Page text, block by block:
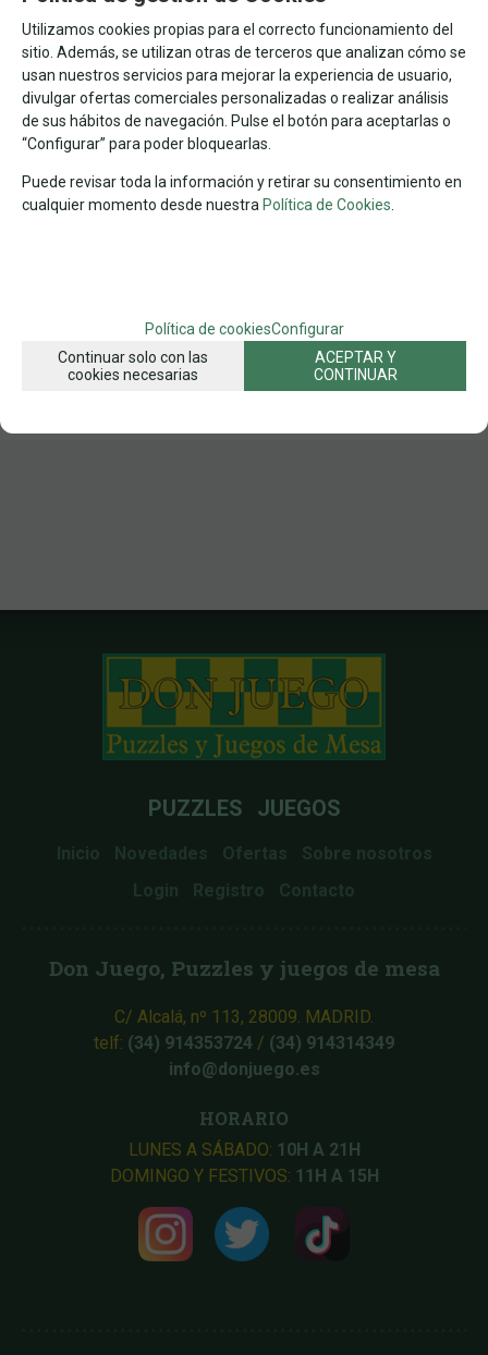
-
unidades
+
AÑADIR A CESTA
CAJAS DE MUSICA CAJAS DE MUSICA
FAMILIAS RELACIONADAS
ARTÍCULOS COMUNIONES
CAJAS DE MUSICA
SOLICITAR MÁS INFO
PUZZLES JUEGOS
Inicio Novedades Ofertas
Sobre nosotros
Login
Registro Contacto
Don Juego, Puzzles y juegos de mesa
C/ Alcalá, nº 113, 28009. MADRID.
telf: (34) 914353724 / (34) 914314349
info@donjuego.es
HORARIO
LUNES A SÁBADO: 10H A 21H
DOMINGO Y FESTIVOS: 11H A 15H
Utilizamos cookies propias para el correcto funcionamiento del
sitio. Además, se utilizan otras de terceros que analizan cómo se
usan nuestros servicios para mejorar la experiencia de usuario,
divulgar ofertas comerciales personalizadas o realizar análisis
de sus hábitos de navegación. Pulse el botón para aceptarlas o
“Configurar” para poder bloquearlas.
Puede revisar toda la información y retirar su consentimiento en
cualquier momento desde nuestra Política de Cookies
Política de cookiesConfigurar
Continuar solo con las
cookies necesarias
ACEPTAR Y
CONTINUAR